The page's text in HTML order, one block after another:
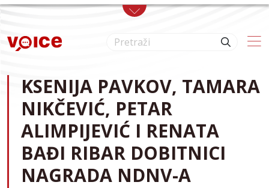
Skip to main content
KSENIJA PAVKOV, TAMARA
NIKČEVIĆ, PETAR
ALIMPIJEVIĆ I RENATA
BAĐI RIBAR DOBITNICI
NAGRADA NDNV-A